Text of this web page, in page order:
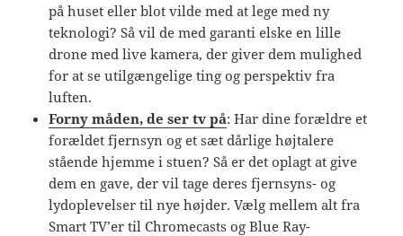
på huset eller blot vilde med at lege med ny
teknologi? Så vil de med garanti elske en lille
drone med live kamera, der giver dem mulighed
for at se utilgængelige ting og perspektiv fra
luften.
Forny måden, de ser tv på: Har dine forældre et
forældet fjernsyn og et sæt dårlige højtalere
stående hjemme i stuen? Så er det oplagt at give
dem en gave, der vil tage deres fjernsyns- og
lydoplevelser til nye højder. Vælg mellem alt fra
Smart TV’er til Chromecasts og Blue Ray-